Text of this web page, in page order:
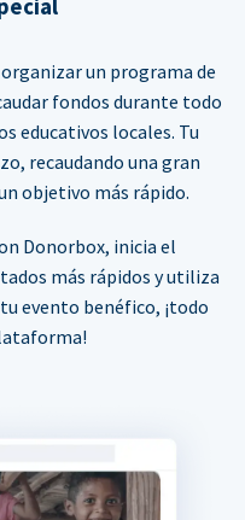
un programa de
fondos durante todo
educativos locales. Tu
recaudando una gran
objetivo más rápido.
Donorbox, inicia el
más rápidos y utiliza
evento benéfico, ¡todo